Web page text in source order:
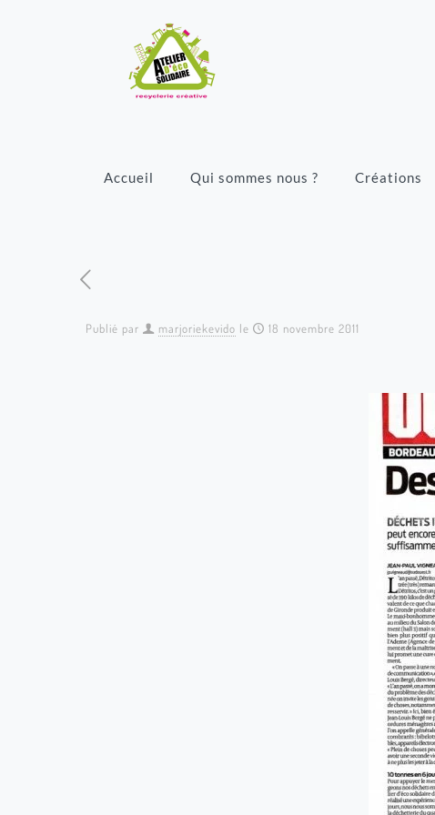
Accueil Qui sommes nous ? Créations
Publié par marjoriekevido le 18 novembre 2011